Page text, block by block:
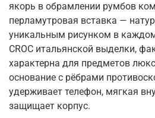
якорь в обрамлении румбов
перламутровая вставка —
уникальным рисунком в
CROC итальянской выделки,
характерна для предметов
основание с рёбрами
удерживает телефон, мягкая
защищает корпус.